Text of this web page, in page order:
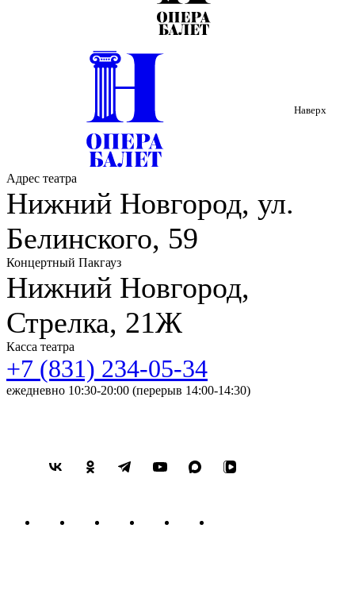
Наверх
Адрес театра
Нижний Новгород, ул.
Белинского, 59
Концертный Пакгауз
Нижний Новгород,
Стрелка, 21Ж
Касса театра
+7 (831) 234-05-34
ежедневно 10:30-20:00 (перерыв 14:00-14:30)